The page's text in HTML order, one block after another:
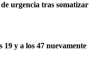
urgencia tras somatizar
y a los 47 nuevamente